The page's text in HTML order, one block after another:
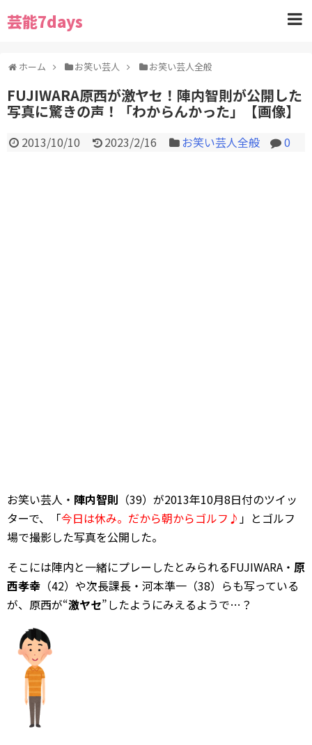
芸能7days
ホーム お笑い芸人 お笑い芸人全般
FUJIWARA原西が激ヤセ！陣内智則が公開した
写真に驚きの声！「わからんかった」【画像】
2013/10/10 2023/2/16 お笑い芸人全般 0
お笑い芸人・ 陣内智則 （39）が2013年10月8日付のツイッ
ターで、「今日は休み。だから朝からゴルフ♪」とゴルフ
場で撮影した写真を公開した。
そこには陣内と一緒にプレーしたとみられるFUJIWARA・ 原
西孝幸 （42）や次長課長・河本準一（38）らも写っている
が、原西が“激ヤセ”したようにみえるようで…？